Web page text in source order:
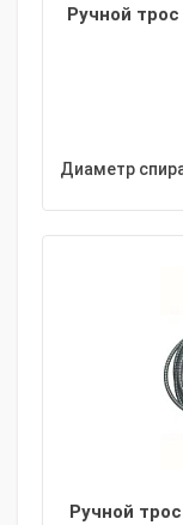
Ручной
Диаметр
Ручной